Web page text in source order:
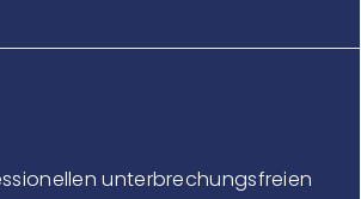
unterbrechungsfreien